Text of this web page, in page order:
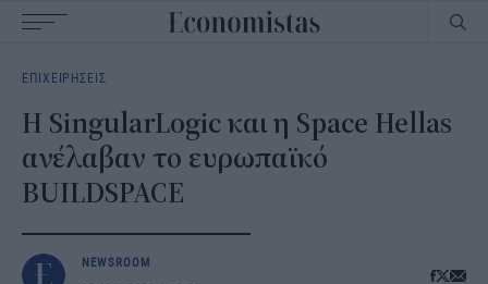
navigation
ΕΠΙΧΕΙΡΗΣΕΙΣ
Η SingularLogic και η Space Hellas
ανέλαβαν το ευρωπαϊκό
BUILDSPACE
NEWSROOM